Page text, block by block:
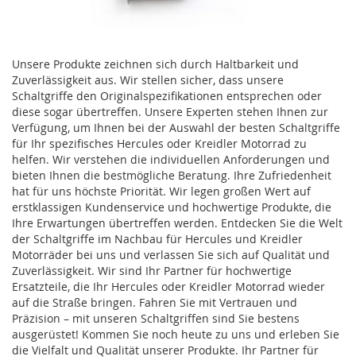
Unsere Produkte zeichnen sich durch Haltbarkeit und
Zuverlässigkeit aus. Wir stellen sicher, dass unsere
Schaltgriffe den Originalspezifikationen entsprechen oder
diese sogar übertreffen. Unsere Experten stehen Ihnen zur
Verfügung, um Ihnen bei der Auswahl der besten Schaltgriffe
für Ihr spezifisches Hercules oder Kreidler Motorrad zu
helfen. Wir verstehen die individuellen Anforderungen und
bieten Ihnen die bestmögliche Beratung. Ihre Zufriedenheit
hat für uns höchste Priorität. Wir legen großen Wert auf
erstklassigen Kundenservice und hochwertige Produkte, die
Ihre Erwartungen übertreffen werden. Entdecken Sie die Welt
der Schaltgriffe im Nachbau für Hercules und Kreidler
Motorräder bei uns und verlassen Sie sich auf Qualität und
Zuverlässigkeit. Wir sind Ihr Partner für hochwertige
Ersatzteile, die Ihr Hercules oder Kreidler Motorrad wieder
auf die Straße bringen. Fahren Sie mit Vertrauen und
Präzision – mit unseren Schaltgriffen sind Sie bestens
ausgerüstet! Kommen Sie noch heute zu uns und erleben Sie
die Vielfalt und Qualität unserer Produkte. Ihr Partner für